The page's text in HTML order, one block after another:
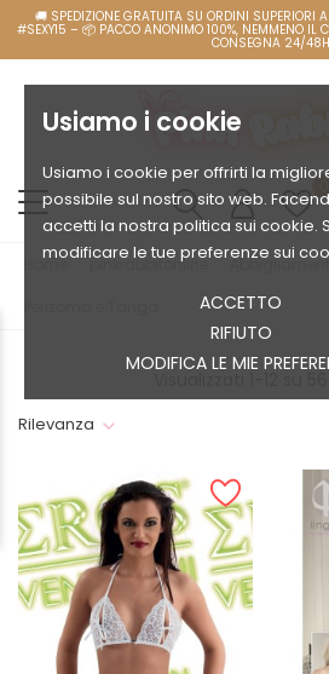
Usiamo i cookie
Usiamo i cookie per offrirti la
possibile sul nostro sito web.
accetti la nostra politica sui cookie.
modificare le tue preferenze sui
ACCETTO
RIFIUTO
MODIFICA LE MIE
Home pinkrabbitonline
Rilevanza